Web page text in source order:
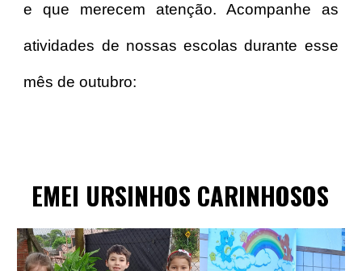
e que merecem atenção. Acompanhe as
atividades de nossas escolas durante esse
mês de outubro:
EMEI URSINHOS CARINHOSOS